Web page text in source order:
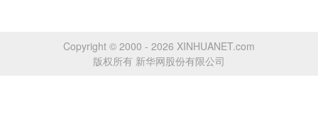
Copyright © 2000 - 2026 XINHUANET.com
版权所有 新华网股份有限公司